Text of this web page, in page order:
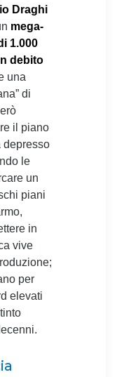
Draghi
mega-
1.000
debito
una
di
il piano
depresso
le
un
piani
in
vive
per
elevati